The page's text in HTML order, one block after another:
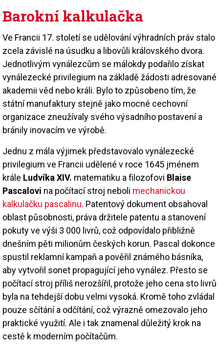
Barokní kalkulačka
Ve Francii 17. století se udělování výhradních práv stalo
zcela závislé na úsudku a libovůli královského dvora.
Jednotlivým vynálezcům se málokdy podařilo získat
vynálezecké privilegium na základě žádosti adresované
akademii věd nebo králi. Bylo to způsobeno tím, že
státní manufaktury stejně jako mocné cechovní
organizace zneužívaly svého výsadního postavení a
bránily inovacím ve výrobě.
Jednu z mála výjimek představovalo vynálezecké
privilegium ve Francii udělené v roce 1645 jménem
krále Ludvíka XIV. matematiku a filozofovi Blaise
Pascalovi na počítací stroj neboli mechanickou
kalkulačku pascalinu. Patentový dokument obsahoval
oblast působnosti, práva držitele patentu a stanovení
pokuty ve výši 3 000 livrů, což odpovídalo přibližně
dnešním pěti milionům českých korun. Pascal dokonce
spustil reklamní kampaň a pověřil známého básníka,
aby vytvořil sonet propagující jeho vynález. Přesto se
počítací stroj příliš nerozšířil, protože jeho cena sto livrů
byla na tehdejší dobu velmi vysoká. Kromě toho zvládal
pouze sčítání a odčítání, což výrazně omezovalo jeho
praktické využití. Ale i tak znamenal důležitý krok na
cestě k moderním počítačům.